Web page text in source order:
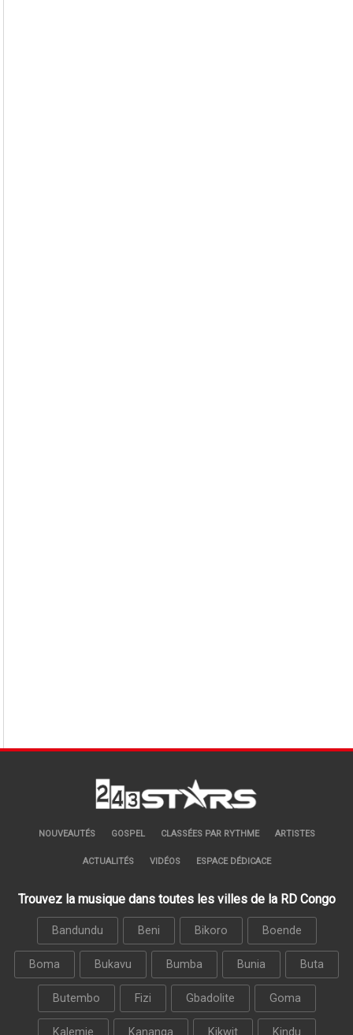
NOUVEAUTÉS GOSPEL CLASSÉES PAR RYTHME ARTISTES
ACTUALITÉS VIDÉOS ESPACE DÉDICACE
Trouvez la musique dans toutes les villes de la RD Congo
Bandundu Beni Bikoro Boende
Boma Bukavu Bumba Bunia Buta
Butembo Fizi Gbadolite Goma